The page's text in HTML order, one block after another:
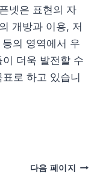
넷은 표현의 자
개방과 이용, 저
의 영역에서 우
더욱 발전할 수
로 하고 있습니
다음 페이지